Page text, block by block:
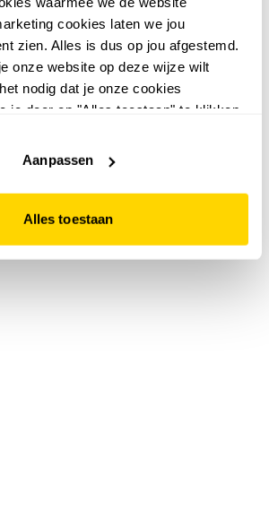
cookies laten we jou
zien. Alles is dus op jou afgestemd.
onze website op deze wijze wilt
nodig dat je onze cookies
je door op "Alles toestaan" te klikken.
functioneert.
Aanpassen
Alles toestaan